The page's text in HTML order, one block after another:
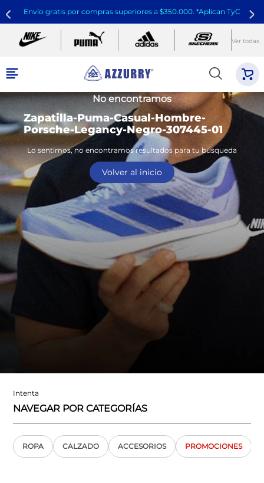
Envío gratis por compras superiores a $350.000. *Aplican TyC
Ver todas
No encontramos
Zapatilla-Puma-Casual-Hombre-
Porsche-Legancy-Negro-307445-01
Lo sentimos, no encontramos resultados para tu búsqueda
Volver al inicio
Intenta
NAVEGAR POR CATEGORÍAS
ROPA CALZADO ACCESORIOS PROMOCIONES